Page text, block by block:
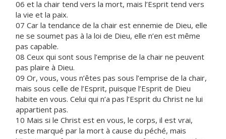
06 et la chair tend vers la mort, mais l’Esprit tend vers
la vie et la paix.
07 Car la tendance de la chair est ennemie de Dieu, elle
ne se soumet pas à la loi de Dieu, elle n’en est même
pas capable.
08 Ceux qui sont sous l’emprise de la chair ne peuvent
pas plaire à Dieu.
09 Or, vous, vous n’êtes pas sous l’emprise de la chair,
mais sous celle de l’Esprit, puisque l’Esprit de Dieu
habite en vous. Celui qui n’a pas l’Esprit du Christ ne lui
appartient pas.
10 Mais si le Christ est en vous, le corps, il est vrai,
reste marqué par la mort à cause du péché, mais